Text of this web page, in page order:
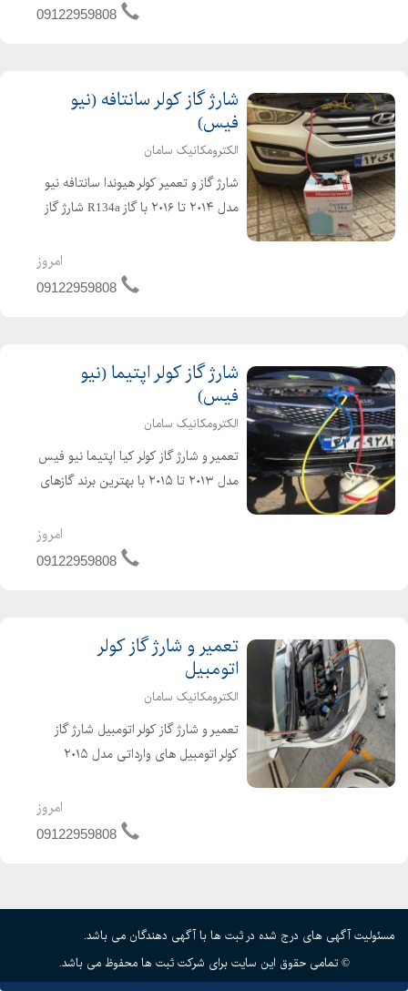
09122959808
شارژ گاز کولر سانتافه (نیو
فیس)
الکترومکانیک سامان
شارژ گاز و تعمیر کولر هیوندا سانتافه نیو
مدل ۲۰۱۴ تا ۲۰۱۶ با گاز R134a شارژ گاز
آمریکا، فروژن و هارپ انگلیس
امروز
09122959808
شارژ گاز کولر اپتیما (نیو
فیس)
الکترومکانیک سامان
تعمیر و شارژ گاز کولر کیا اپتیما نیو فیس
مدل ۲۰۱۳ تا ۲۰۱۵ با بهترین برند گازهای
اپتیما (جی تی لاین) ۲۰۱۶ تا ۲۰۱۸ با گاز
امروز
09122959808
تعمیر و شارژ گاز کولر
اتومبیل
الکترومکانیک سامان
تعمیر و شارژ گاز کولر اتومبیل شارژ گاز
کولر اتومبیل های وارداتی مدل ۲۰۱۵
در کشور(هانیول آمریکا) گاز R1234 YF
شارژ گاز کولر اتومبیل های ایرانی R134a
امروز
09122959808
مسئولیت آگهی های درج شده در ثبت ها با آگهی دهندگان می باشد.
© تمامی حقوق این سایت برای شرکت ثبت ها محفوظ می باشد.